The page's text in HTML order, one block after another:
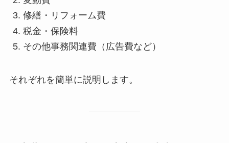
修繕・リフォーム費
税金・保険料
その他事務関連費（広告費など）
それぞれを簡単に説明します。